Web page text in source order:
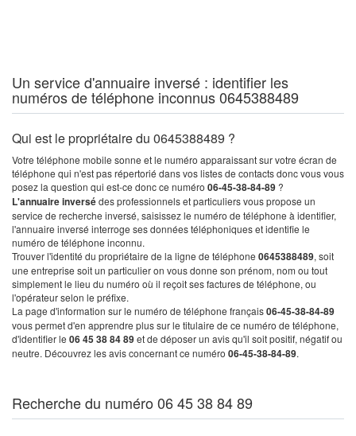
Un service d'annuaire inversé : identifier les
numéros de téléphone inconnus 0645388489
Qui est le propriétaire du 0645388489 ?
Votre téléphone mobile sonne et le numéro apparaissant sur votre écran de
téléphone qui n'est pas répertorié dans vos listes de contacts donc vous vous
posez la question qui est-ce donc ce numéro 06-45-38-84-89 ?
L'annuaire inversédes professionnels et particuliers vous propose un
service de recherche inversé, saisissez le numéro de téléphone à identifier,
l'annuaire inversé interroge ses données téléphoniques et identifie le
numéro de téléphone inconnu.
Trouver l'identité du propriétaire de la ligne de téléphone 0645388489, soit
une entreprise soit un particulier on vous donne son prénom, nom ou tout
simplement le lieu du numéro où il reçoit ses factures de téléphone, ou
l'opérateur selon le préfixe.
La page d'information sur le numéro de téléphone français06-45-38-84-89
vous permet d'en apprendre plus sur le titulaire de ce numéro de téléphone,
d'identifier le 06 45 38 84 89et de déposer un avis qu'il soit positif, négatif ou
neutre. Découvrez les avis concernant ce numéro 06-45-38-84-89.
Recherche du numéro 06 45 38 84 89